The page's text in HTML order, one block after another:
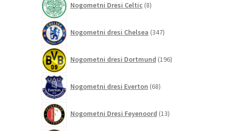
Nogometni Dresi Celtic 8izdelkov
Nogometni dresi Chelsea 347izdelkov
Nogometni dresi Dortmund 196izdelkov
Nogometni dresi Everton 68izdelkov
Nogometni Dresi Feyenoord 13izdelkov